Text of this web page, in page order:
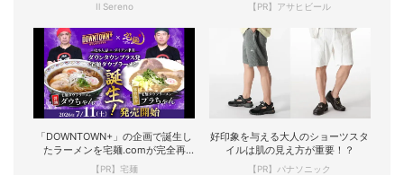
Il Sereno 【PR】アサヒビール
「DOWNTOWN+」の企画で誕生し
たラーメンを宅麺.comが完全再
現！
【PR】宅麺
好印象を与える大人のショーツスタ
イルは肌の見え方が重要！？
【PR】パナソニック